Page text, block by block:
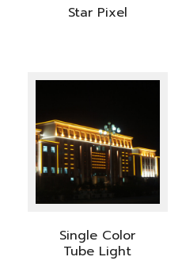
Star Pixel
Single Color
Tube Light